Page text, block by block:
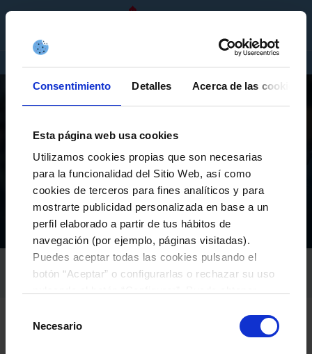
Consentimiento Detalles Acerca de las cookies
Esta página web usa cookies
Utilizamos cookies propias que son necesarias
para la funcionalidad del Sitio Web, así como
cookies de terceros para fines analíticos y para
mostrarte publicidad personalizada en base a un
perfil elaborado a partir de tus hábitos de
navegación (por ejemplo, páginas visitadas).
Puedes aceptar todas las cookies pulsando el
botón “Aceptar” o configurarlas o rechazar su uso
Necesario
CELTA B
EL FILIAL CELESTE RESCATA UN PUNTO DE MÉRITO
EN EL PARDO | TALAVERA 1-1 CELTA FORTUNA
Inicio Actualidad de la fundación A Canteira
17-enero-2026